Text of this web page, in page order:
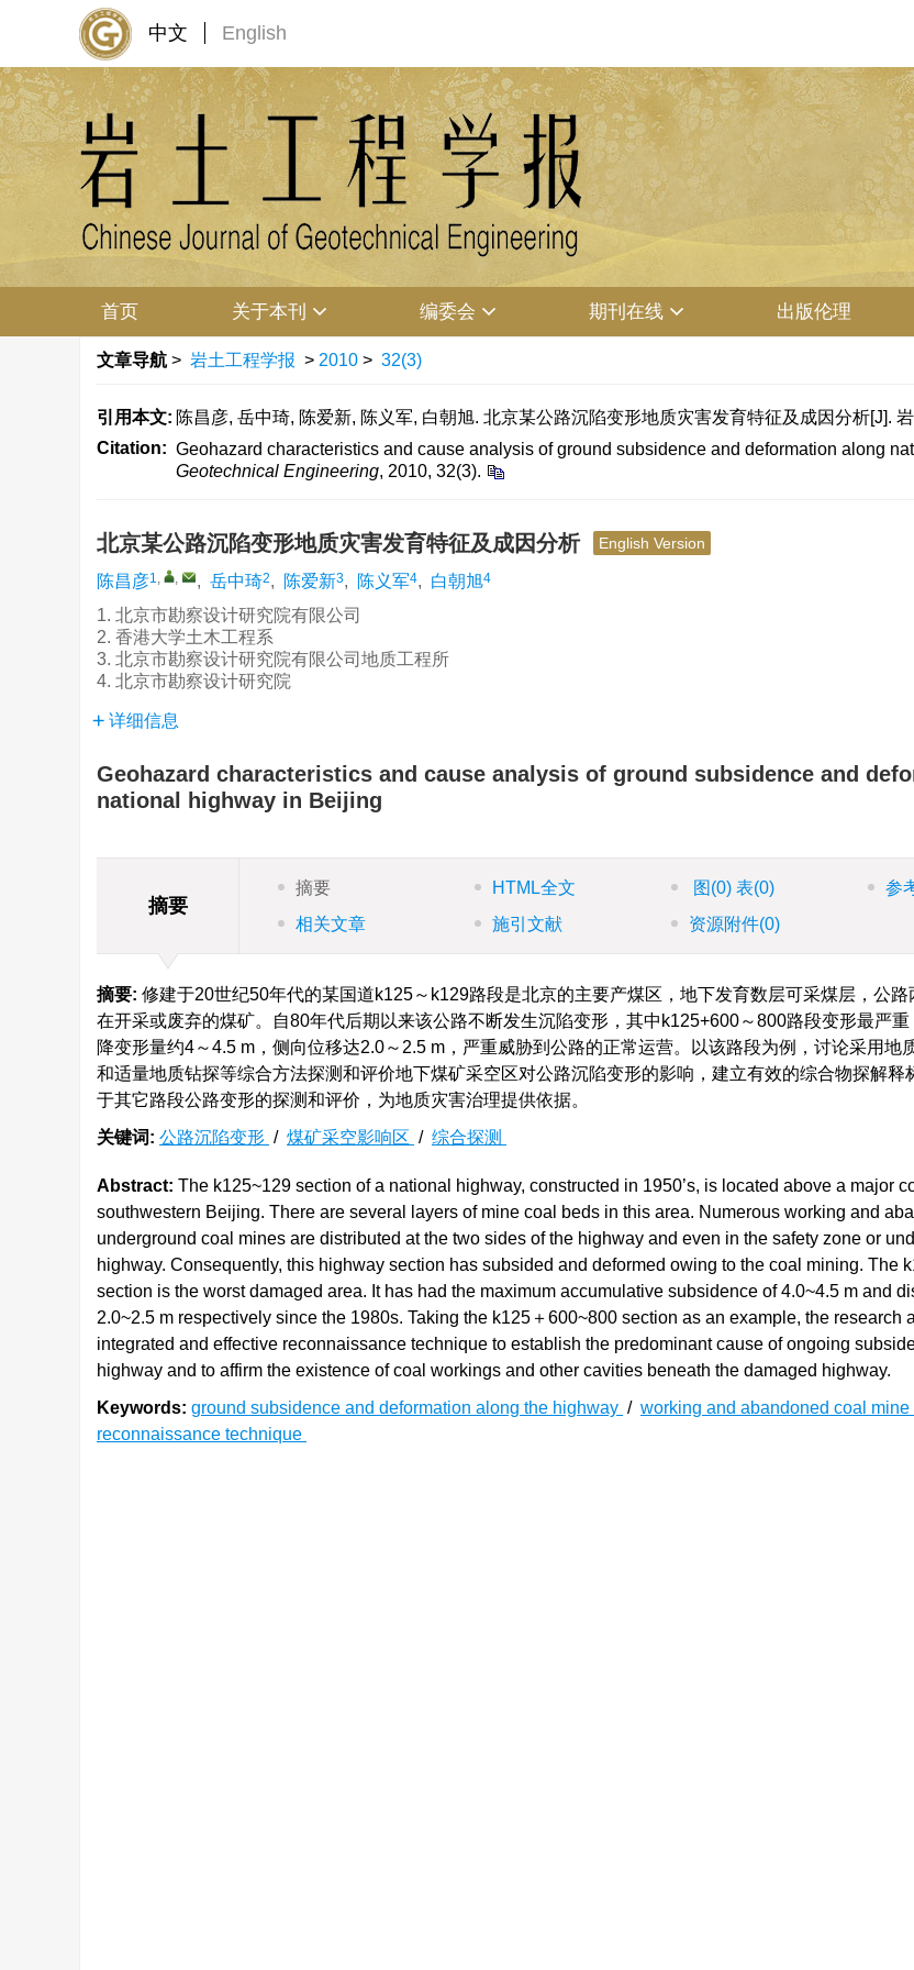
中文 English
首页 关于本刊 编委会 期刊在线 出版伦理
文章导航 > 岩土工程学报 > 2010 > 32(3)
引用本文: 陈昌彦, 岳中琦, 陈爱新, 陈义军, 白朝旭. 北京某公路沉陷变形地质灾害发育特征及成因分析[J].
Citation: Geohazard characteristics and cause analysis of ground subsidence and deformation along
Geotechnical Engineering, 2010, 32(3).
北京某公路沉陷变形地质灾害发育特征及成因分析 English Version
陈昌彦1, , , 岳中琦2, 陈爱新3, 陈义军4, 白朝旭4
1. 北京市勘察设计研究院有限公司
2. 香港大学土木工程系
3. 北京市勘察设计研究院有限公司地质工程所
4. 北京市勘察设计研究院
详细信息
Geohazard characteristics and cause analysis of ground subsidence and
national highway in Beijing
摘要
摘要 HTML全文 图 (0) 表(0) 参
相关文章
施引文献 资源附件(0)
摘要: 修建于20世纪50年代的某国道k125～k129路段是北京的主要产煤区，地下发育数层可采煤层，公路
在开采或废弃的煤矿。自80年代后期以来该公路不断发生沉陷变形，其中k125+600～800路段变形最严
降变形量约4～4.5 m，侧向位移达2.0～2.5 m，严重威胁到公路的正常运营。以该路段为例，讨论采用地
和适量地质钻探等综合方法探测和评价地下煤矿采空区对公路沉陷变形的影响，建立有效的综合物探解释
于其它路段公路变形的探测和评价，为地质灾害治理提供依据。
关键词: 公路沉陷变形 / 煤矿采空影响区 / 综合探测
Abstract: The k125~129 section of a national highway, constructed in 1950’s, is located above a major
southwestern Beijing. There are several layers of mine coal beds in this area. Numerous working and
underground coal mines are distributed at the two sides of the highway and even in the safety zone or
highway. Consequently, this highway section has subsided and deformed owing to the coal mining. The
section is the worst damaged area. It has had the maximum accumulative subsidence of 4.0~4.5 m and
2.0~2.5 m respectively since the 1980s. Taking the k125＋600~800 section as an example, the research
integrated and effective reconnaissance technique to establish the predominant cause of ongoing
highway and to affirm the existence of coal workings and other cavities beneath the damaged highway.
Keywords: ground subsidence and deformation along the highway / working and abandoned coal mine
reconnaissance technique